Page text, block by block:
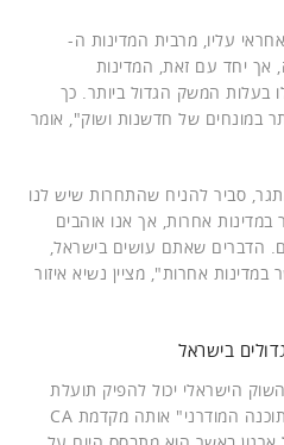
עליו, מרבית המדינות ה-
אך יחד עם זאת, המדינות
בעלות המשק הגדול ביותר. כך
במונחים של חדשנות ושוק", אומר
סביר להניח שהתחרות שיש לנו
אחרות, אך אנו אוהבים
הדברים שאתם עושים בישראל,
אחרות", מציין נשיא איזור
בישראל
הישראלי יכול להפיק תועלת
רבה יותר ויותר מגישת "מפעל התוכנה המודרני" אותה מקדמת CA